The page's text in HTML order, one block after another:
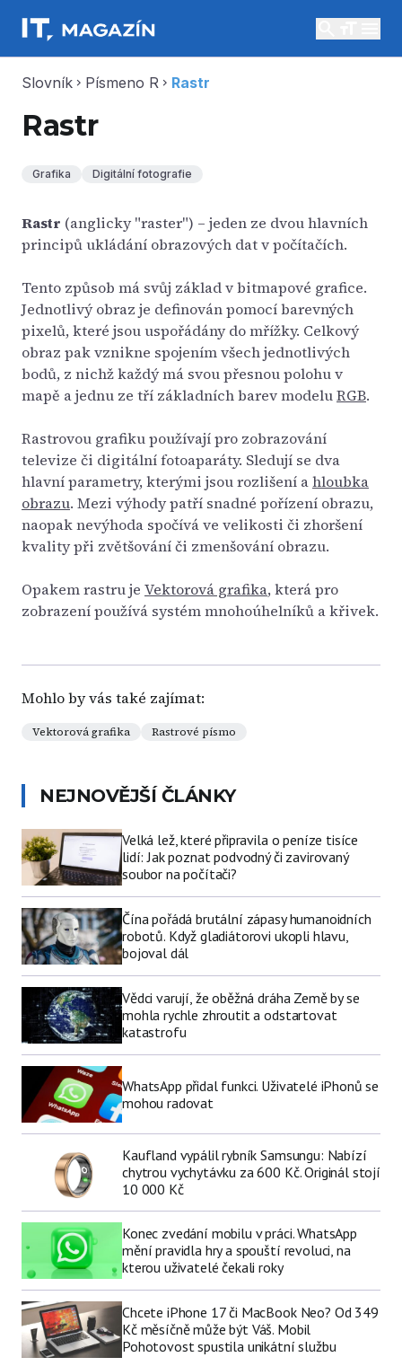
Slovník chevron_right Písmeno R chevron_right Rastr
Rastr
Grafika Digitální fotografie
Rastr (anglicky "raster") – jeden ze dvou hlavních
principů ukládání obrazových dat v počítačích.
Tento způsob má svůj základ v bitmapové grafice.
Jednotlivý obraz je definován pomocí barevných
pixelů, které jsou uspořádány do mřížky. Celkový
obraz pak vznikne spojením všech jednotlivých
bodů, z nichž každý má svou přesnou polohu v
mapě a jednu ze tří základních barev modeluRGB.
Rastrovou grafiku používají pro zobrazování
televize či digitální fotoaparáty. Sledují se dva
hlavní parametry, kterými jsou rozlišení ahloubka
obrazu. Mezi výhody patří snadné pořízení obrazu,
naopak nevýhoda spočívá ve velikosti či zhoršení
kvality při zvětšování či zmenšování obrazu.
Opakem rastru je Vektorová grafika, která pro
zobrazení používá systém mnohoúhelníků a křivek.
Mohlo by vás také zajímat:
Vektorová grafika Rastrové písmo
NEJNOVĚJŠÍ ČLÁNKY
Velká lež, které připravila o peníze tisíce
lidí: Jak poznat podvodný či zavirovaný
soubor na počítači?
Čína pořádá brutální zápasy humanoidních
robotů. Když gladiátorovi ukopli hlavu,
bojoval dál
Vědci varují, že oběžná dráha Země by se
mohla rychle zhroutit a odstartovat
katastrofu
WhatsApp přidal funkci. Uživatelé iPhonů se
mohou radovat
Kaufland vypálil rybník Samsungu: Nabízí
chytrou vychytávku za 600 Kč. Originál stojí
10 000 Kč
Konec zvedání mobilu v práci. WhatsApp
mění pravidla hry a spouští revoluci, na
kterou uživatelé čekali roky
Chcete iPhone 17 či MacBook Neo? Od 349
Kč měsíčně může být Váš. Mobil
Pohotovost spustila unikátní službu